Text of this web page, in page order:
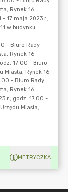
METRYCZKA